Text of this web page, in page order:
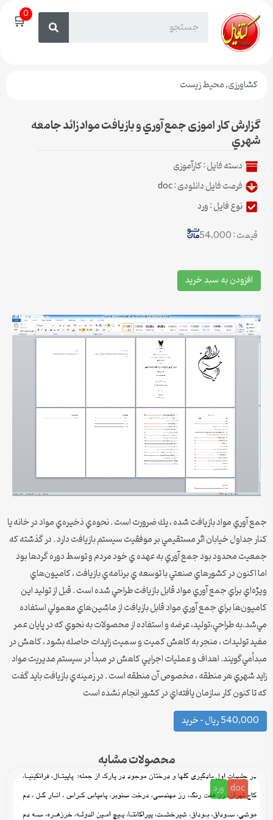
🛒0
کشاورزی,محیط زیست
گزارش کار اموزی جمع آوري و بازيافت مواد زائد جامعه
شهري
دسته فایل :کار‌آموزی
فرمت فایل دانلودی : doc
نوع فایل : ورد
قیمت : 54,000
افزودن به سبد خرید
جمع آوري مواد بازيافت شده ، يك ضرورت است . نحوه‌ي ذخيره‌ي مواد در خانه يا
كنار جداول خيابان اثر مستقيمي بر موفقيت سيستم بازيافت دارد . در گذشته كه
جمعيت محدود بود جمع آوري به عهده ‌ي خود مردم و توسط دوره گردها بود
اما اكنون در كشورهاي صنعتي با توسعه ي برنامه‌ي بازيافت ،‌ كاميون‌هاي
ويژه‌اي براي جمع آوري مواد قابل بازيافت طراحي شده است . قبل از توليد اين
كاميون‌ها براي جمع آوري مواد قابل بازيافت از ماشين‌هاي معمولي استفاده
مي‌شد.به طراحي‌،‌توليد،‌ عرضه و استفاده از محصولات به نحوي كه در پايان عمر
مفيد توليدات ، منجر به كاهش كميت و سميت زايدات حاصله بشود ، كاهش در
مبدأ‌مي‌گويند. اهداف و عمليات اجرايي كاهش در مبدأ در سيستم مديريت مواد
زايد شهري هر منطقه ، مخصوص آن منطقه است . در زمينه‌ي بازيافت بايد گفت
كه تا كنون كار سازمان يافته‌اي در كشور انجام نشده است
540,000 ریال – خرید
محصولات مشابه
doc ورد